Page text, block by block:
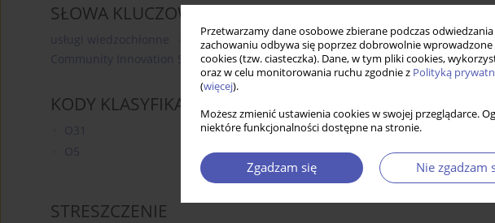
Przetwarzamy dane osobowe zbierane podczas
zachowaniu odbywa się poprzez dobrowolnie
cookies (tzw. ciasteczka). Dane, w tym pliki cookies,
oraz w celu monitorowania ruchu zgodnie z Polityką
(więcej).
Możesz zmienić ustawienia cookies w swojej przeglądarce.
niektóre funkcjonalności dostępne na stronie.
Zgadzam się Nie zgadzam
SŁOWA KLUCZOWE
usługi wiedzochłonne KIS współpraca technologiczna
polityka
Community Innovation Survey
PNT
KODY KLASYFIKACJI JEL
O31
O5
STRESZCZENIE